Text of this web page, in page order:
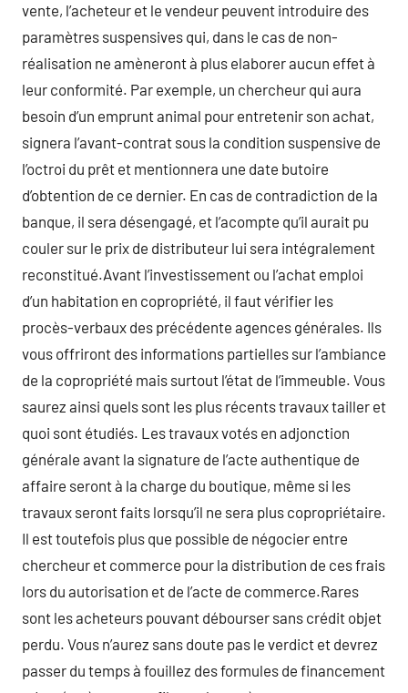
vente, l’acheteur et le vendeur peuvent introduire des
paramètres suspensives qui, dans le cas de non-
réalisation ne amèneront à plus elaborer aucun effet à
leur conformité. Par exemple, un chercheur qui aura
besoin d’un emprunt animal pour entretenir son achat,
signera l’avant-contrat sous la condition suspensive de
l’octroi du prêt et mentionnera une date butoire
d’obtention de ce dernier. En cas de contradiction de la
banque, il sera désengagé, et l’acompte qu’il aurait pu
couler sur le prix de distributeur lui sera intégralement
reconstitué.Avant l’investissement ou l’achat emploi
d’un habitation en copropriété, il faut vérifier les
procès-verbaux des précédente agences générales. Ils
vous offriront des informations partielles sur l’ambiance
de la copropriété mais surtout l’état de l’immeuble. Vous
saurez ainsi quels sont les plus récents travaux tailler et
quoi sont étudiés. Les travaux votés en adjonction
générale avant la signature de l’acte authentique de
affaire seront à la charge du boutique, même si les
travaux seront faits lorsqu’il ne sera plus copropriétaire.
Il est toutefois plus que possible de négocier entre
chercheur et commerce pour la distribution de ces frais
lors du autorisation et de l’acte de commerce.Rares
sont les acheteurs pouvant débourser sans crédit objet
perdu. Vous n’aurez sans doute pas le verdict et devrez
passer du temps à fouillez des formules de financement